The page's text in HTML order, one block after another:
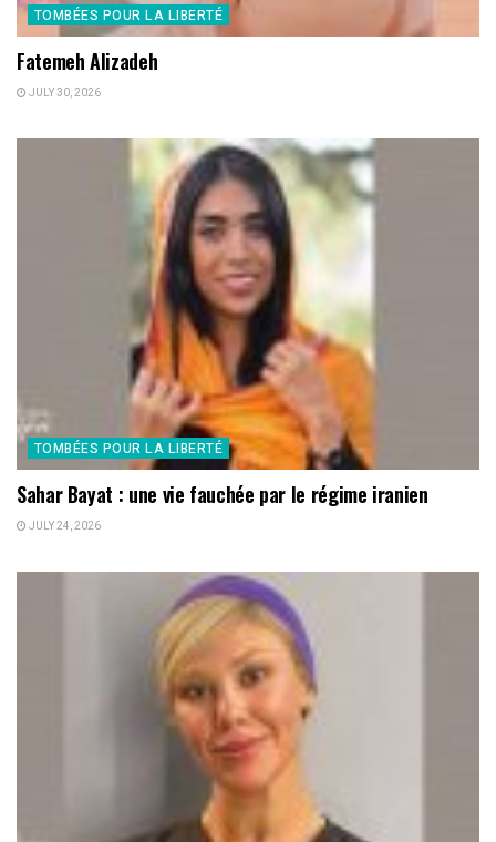
TOMBÉES POUR LA LIBERTÉ
Fatemeh Alizadeh
JULY 30, 2026
TOMBÉES POUR LA LIBERTÉ
Sahar Bayat : une vie fauchée par le régime iranien
JULY 24, 2026